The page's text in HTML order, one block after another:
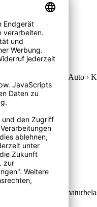
Gerüche im Auto ›
in jeder...
› Gehäuse aus